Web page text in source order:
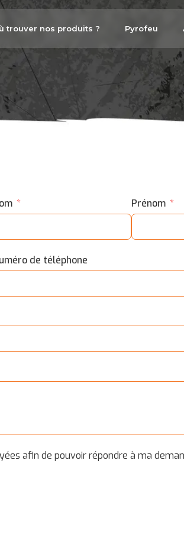
trouver nos produits ? Pyrofeu
Prénom
de téléphone
afin de pouvoir répondre à ma